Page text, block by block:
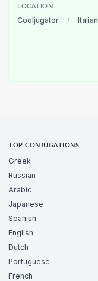
LOCATION
Cooljugator / Italian
TOP CONJUGATIONS
Greek
Russian
Arabic
Japanese
Spanish
English
Dutch
Portuguese
French